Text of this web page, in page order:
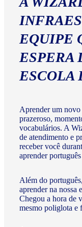
EQUIPE
ESPERA
ESCOLA
Aprender um
prazeroso,
vocabulários. A
de atendimento e
receber você
aprender
Além do
aprender na nossa
Chegou a hora de
mesmo poliglota e